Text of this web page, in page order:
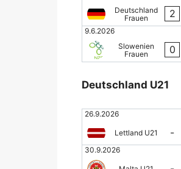
Deutschland
Frauen
2
9.6.2026
Slowenien
Frauen
0
Deutschland U21
26.9.2026
Lettland U21 -
30.9.2026